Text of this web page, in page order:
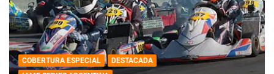
COBERTURA ESPECIAL
DESTACADA